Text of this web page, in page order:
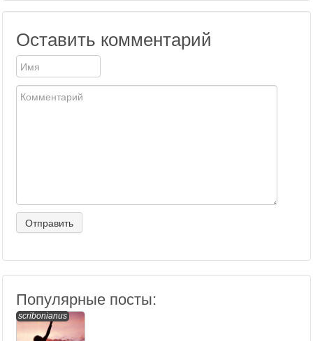
Оставить комментарий
Популярные посты:
scribonianus